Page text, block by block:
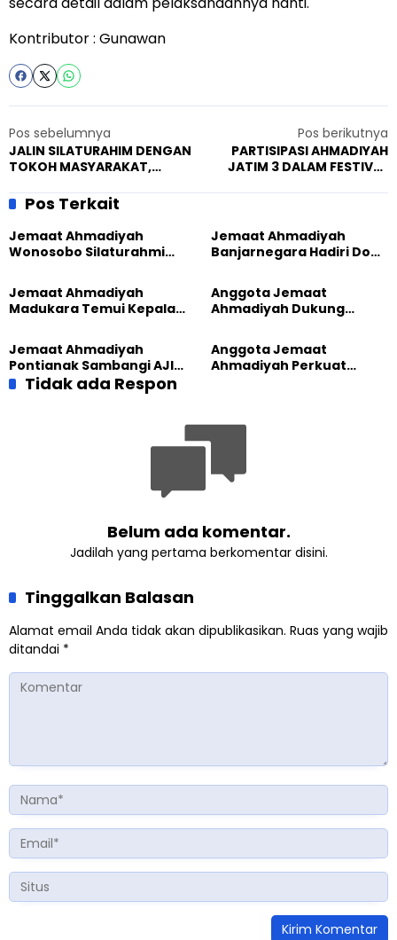
Kontributor : Gunawan
Pos sebelumnya
JALIN SILATURAHIM DENGAN
TOKOH MASYARAKAT,
SAMPAIKAN PESAN
KAMTIBMAS.
Pos berikutnya
PARTISIPASI AHMADIYAH
JATIM 3 DALAM FESTIVAL
Pos Terkait
Jemaat Ahmadiyah
Wonosobo Silaturahmi
GPdI Eben Haezer
Jemaat Ahmadiyah
Banjarnegara Hadiri Doa
Jemaat Ahmadiyah
Madukara Temui Kepala
Komitmen Jaga
Kerukunan
Anggota Jemaat
Ahmadiyah Dukung
Jemaat Ahmadiyah
Pontianak Sambangi AJI,
Bahas Kolaborasi Positif
Anggota Jemaat
Ahmadiyah Perkuat
Yogyakarta
Tidak ada Respon
Belum ada komentar.
Jadilah yang pertama berkomentar disini.
Tinggalkan Balasan
Alamat email Anda tidak akan dipublikasikan. Ruas yang wajib
ditandai *